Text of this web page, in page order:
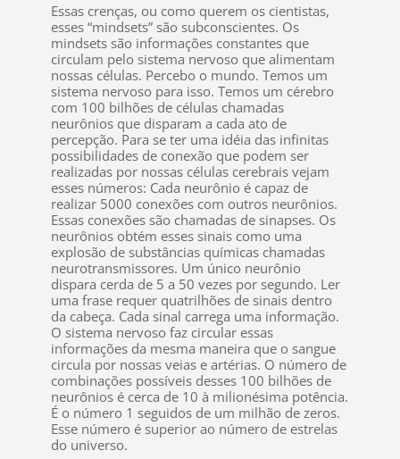
Essas crenças, ou como querem os cientistas,
esses “mindsets” são subconscientes. Os
mindsets são informações constantes que
circulam pelo sistema nervoso que alimentam
nossas células. Percebo o mundo. Temos um
sistema nervoso para isso. Temos um cérebro
com 100 bilhões de células chamadas
neurônios que disparam a cada ato de
percepção. Para se ter uma idéia das infinitas
possibilidades de conexão que podem ser
realizadas por nossas células cerebrais vejam
esses números: Cada neurônio é capaz de
realizar 5000 conexões com outros neurônios.
Essas conexões são chamadas de sinapses. Os
neurônios obtém esses sinais como uma
explosão de substâncias químicas chamadas
neurotransmissores. Um único neurônio
dispara cerda de 5 a 50 vezes por segundo. Ler
uma frase requer quatrilhões de sinais dentro
da cabeça. Cada sinal carrega uma informação.
O sistema nervoso faz circular essas
informações da mesma maneira que o sangue
circula por nossas veias e artérias. O número de
combinações possíveis desses 100 bilhões de
neurônios é cerca de 10 à milionésima potência.
É o número 1 seguidos de um milhão de zeros.
Esse número é superior ao número de estrelas
do universo.